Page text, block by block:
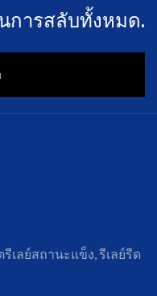
การสลับทั้งหมด.
รีเลย์สถานะแข็ง, รีเลย์รีด